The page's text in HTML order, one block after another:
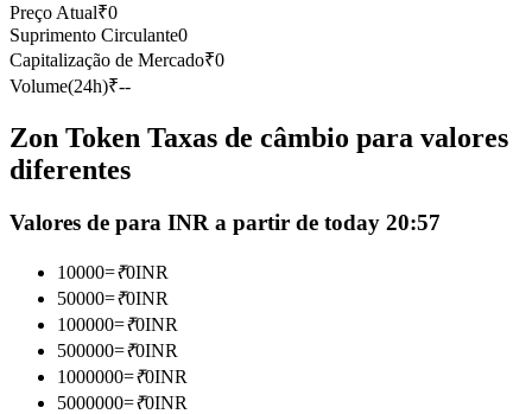
Copiar Trading
Junte-se aos principais traders
Torne-se um Trader de Cópias
Desfrute da partilha de lucros e comissões de copy trading
Preço Atual₹0
Suprimento Circulante0
Capitalização de Mercado₹0
Volume(24h)₹--
Zon Token Taxas de câmbio para valores
diferentes
Valores de para INR a partir de today 20:57
10000=₹0INR
50000=₹0INR
100000=₹0INR
500000=₹0INR
1000000=₹0INR
5000000=₹0INR